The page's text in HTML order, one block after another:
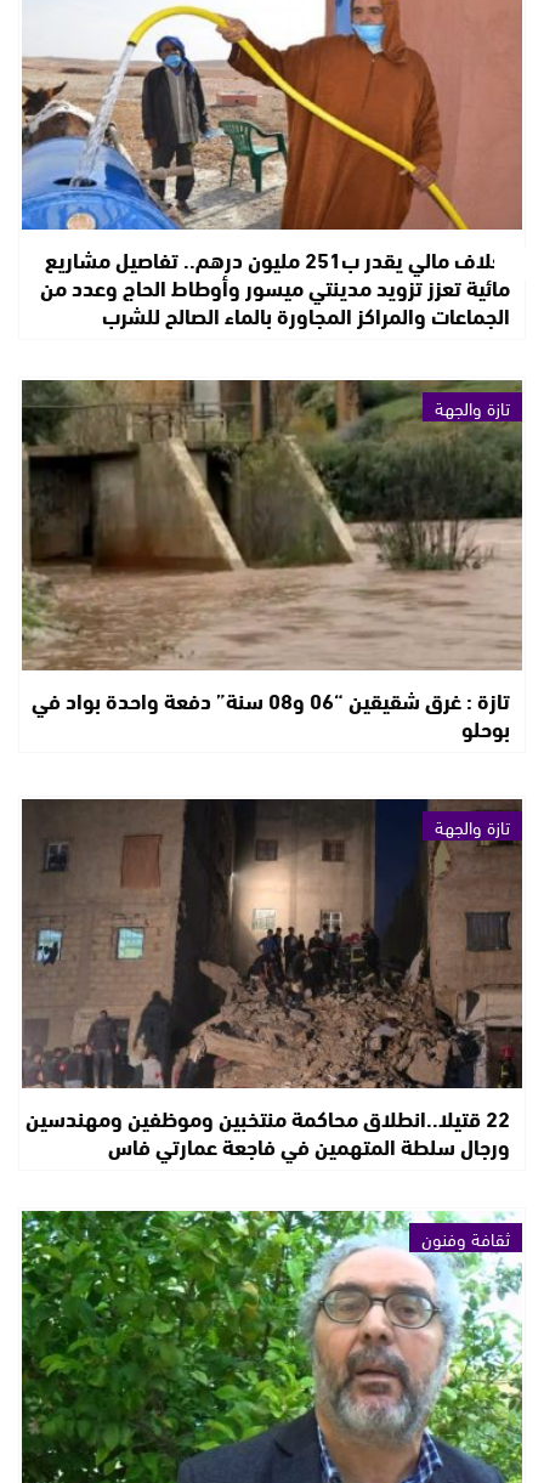
بغلاف مالي يقدر ب251 مليون درهم.. تفاصيل مشاريع
مائية تعزز تزويد مدينتي ميسور وأوطاط الحاج وعدد من
الجماعات والمراكز المجاورة بالماء الصالح للشرب
تازة والجهة
تازة : غرق شقيقين “06 و08 سنة” دفعة واحدة بواد في
بوحلو
تازة والجهة
22 قتيلا..انطلاق محاكمة منتخبين وموظفين ومهندسين
ورجال سلطة المتهمين في فاجعة عمارتي فاس
ثقافة وفنون